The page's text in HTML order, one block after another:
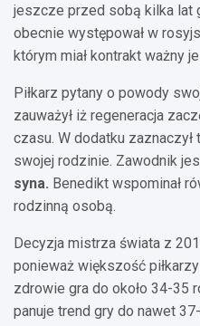
jeszcze przed sobą kilka lat
obecnie występował w
którym miał kontrakt ważny
Piłkarz pytany o powody
zauważył iż regeneracja
czasu. W dodatku
swojej rodzinie. Zawodnik
syna. Benedikt wspominał
rodzinną osobą.
Decyzja mistrza świata z
ponieważ większość
zdrowie gra do około 34-35
panuje trend gry do nawet